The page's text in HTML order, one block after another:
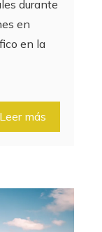
durante
en
en la
Leer más